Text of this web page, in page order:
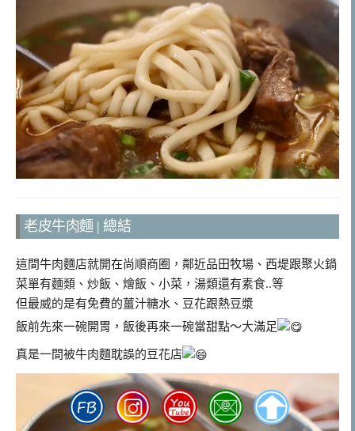
老皮牛肉麵 | 總結
這間牛肉麵店就開在尚順商圈，鄰近品田牧場、西堤跟聚火鍋
菜單有麵類、炒飯、燴飯、小菜，湯類還有素食..等
但最威的是有免費的薑汁糖水、豆花跟熱豆漿
飯前先來一碗開胃，飯後再來一碗當甜點～大滿足
真是一間被牛肉麵耽誤的豆花店